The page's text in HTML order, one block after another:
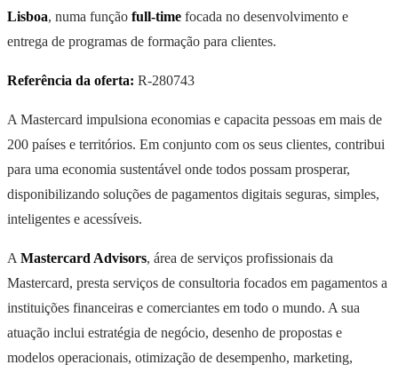
Lisboa, numa função full-time focada no desenvolvimento e
entrega de programas de formação para clientes.
Referência da oferta: R-280743
A Mastercard impulsiona economias e capacita pessoas em mais de
200 países e territórios. Em conjunto com os seus clientes, contribui
para uma economia sustentável onde todos possam prosperar,
disponibilizando soluções de pagamentos digitais seguras, simples,
inteligentes e acessíveis.
A Mastercard Advisors, área de serviços profissionais da
Mastercard, presta serviços de consultoria focados em pagamentos a
instituições financeiras e comerciantes em todo o mundo. A sua
atuação inclui estratégia de negócio, desenho de propostas e
modelos operacionais, otimização de desempenho, marketing,